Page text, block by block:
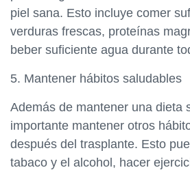
piel sana. Esto incluye comer
verduras frescas, proteínas
beber suficiente agua durante
5. Mantener hábitos saludables
Además de mantener una dieta
importante mantener otros
después del trasplante. Esto
tabaco y el alcohol, hacer